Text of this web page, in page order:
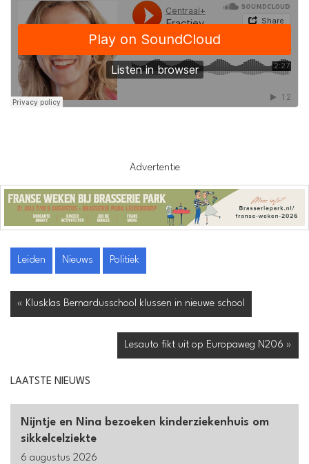
Advertentie
Leiden Nieuws Politiek
« Klusklas Bernardusschool klussen in nieuwe school
Lesauto fikt uit op Europaweg N206 »
LAATSTE NIEUWS
Nijntje en Nina bezoeken kinderziekenhuis om
sikkelcelziekte
6 augustus 2026